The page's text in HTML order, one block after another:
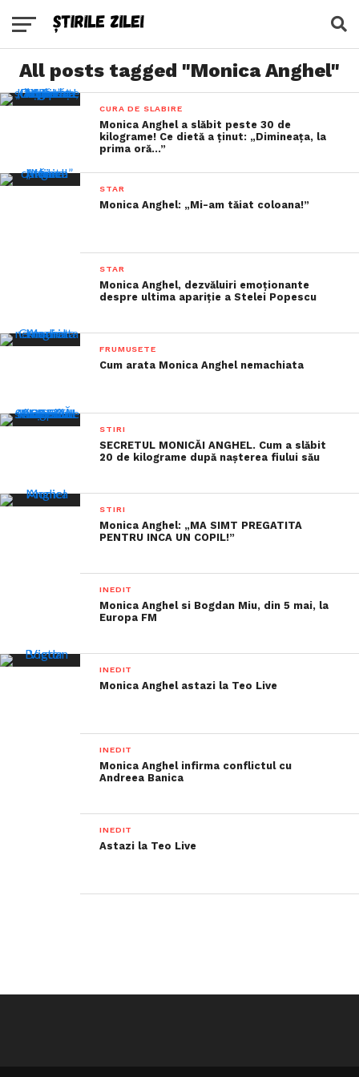
All posts tagged "Monica Anghel"
CURA DE SLABIRE
Monica Anghel a slăbit peste 30 de
kilograme! Ce dietă a ținut: „Dimineața, la
prima oră…”
STAR
Monica Anghel: „Mi-am tăiat coloana!”
STAR
Monica Anghel, dezvăluiri emoţionante
despre ultima apariție a Stelei Popescu
FRUMUSETE
Cum arata Monica Anghel nemachiata
STIRI
SECRETUL MONICĂI ANGHEL. Cum a slăbit
20 de kilograme după nașterea fiului său
STIRI
Monica Anghel: „MA SIMT PREGATITA
PENTRU INCA UN COPIL!”
INEDIT
Monica Anghel si Bogdan Miu, din 5 mai, la
Europa FM
INEDIT
Monica Anghel astazi la Teo Live
INEDIT
Monica Anghel infirma conflictul cu
Andreea Banica
INEDIT
Astazi la Teo Live